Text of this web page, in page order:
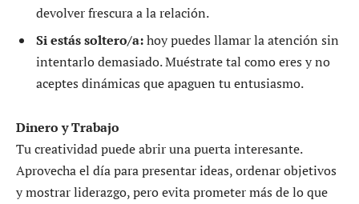
devolver frescura a la relación.
Si estás soltero/a:hoy puedes llamar la atención sin
intentarlo demasiado. Muéstrate tal como eres y no
aceptes dinámicas que apaguen tu entusiasmo.
Dinero y Trabajo
Tu creatividad puede abrir una puerta interesante.
Aprovecha el día para presentar ideas, ordenar objetivos
y mostrar liderazgo, pero evita prometer más de lo que